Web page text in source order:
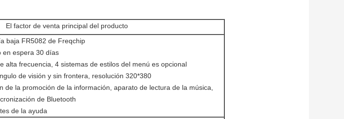
El factor de venta principal del producto
baja FR5082 de Freqchip
en espera 30 días
alta frecuencia, 4 sistemas de estilos del menú es opcional
de visión y sin frontera, resolución 320*380
de la promoción de la información, aparato de lectura de la música,
de Bluetooth
de la ayuda